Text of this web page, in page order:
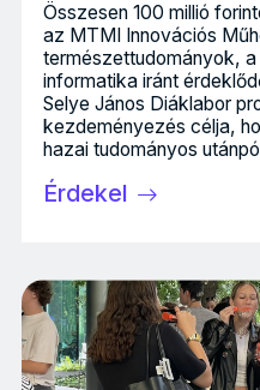
Összesen 100 millió
az MTMI Innovációs
természettudományok,
informatika iránt
Selye János Diáklabor
kezdeményezés célja,
hazai tudományos
Érdekel